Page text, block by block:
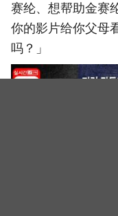
赛纶、想帮助金赛
你的影片给你父母
吗？」